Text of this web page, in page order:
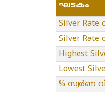
ഘടകം
Silver Rate
Silver Rate
Highest
Lowest
% സ്വർണ